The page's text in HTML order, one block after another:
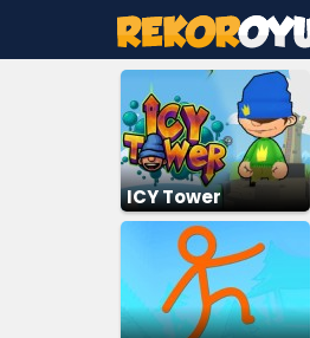
ICY Tower